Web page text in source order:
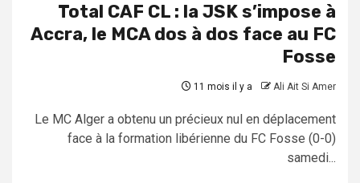
Total CAF CL : la JSK s’impose à
Accra, le MCA dos à dos face au FC
Fosse
11 mois il y a Ali Ait Si Amer
Le MC Alger a obtenu un précieux nul en déplacement
face à la formation libérienne du FC Fosse (0-0)
samedi...